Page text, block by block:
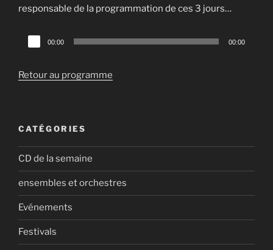
responsable de la programmation de ces 3 jours…
Lecteur
audio
00:00 00:00
Retour au programme
CATÉGORIES
CD de la semaine
ensembles et orchestres
Evénements
Festivals